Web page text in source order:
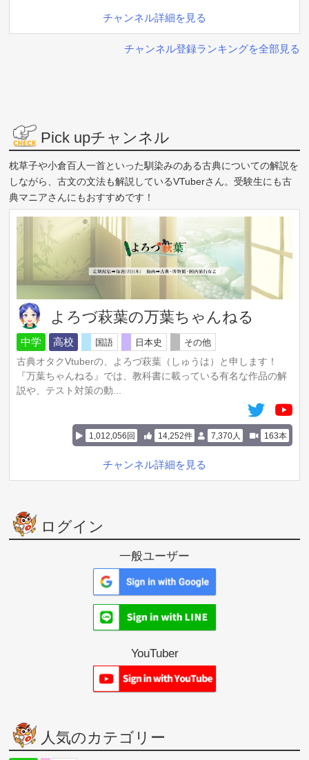
チャンネル詳細を見る
チャンネル登録ランキングを全部見る
Pick upチャンネル
枕草子や小倉百人一首といった馴染みのある古典についての解説を
しながら、古文の文法も解説しているVTuberさん。受験生にも古
典マニアさんにもおすすめです！
よろづ萩葉の万葉ちゃんねる
中学 高校 国語 日本史
その他
古典オタクVtuberの、よろづ萩葉（しゅうは）と申します！
『万葉ちゃんねる』では、教科書に載っている有名な作品の解
説や、テスト対策の動...
7,370人 163本
1,012,056回 14,252件
チャンネル詳細を見る
ログイン
一般ユーザー
YouTuber
人気のカテゴリー